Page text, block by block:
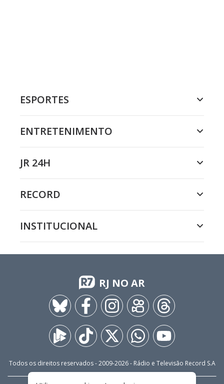
ESPORTES
ENTRETENIMENTO
JR 24H
RECORD
INSTITUCIONAL
RJ NO AR
Todos os direitos reservados - 2009-2026- Rádio e Televisão Record S.A